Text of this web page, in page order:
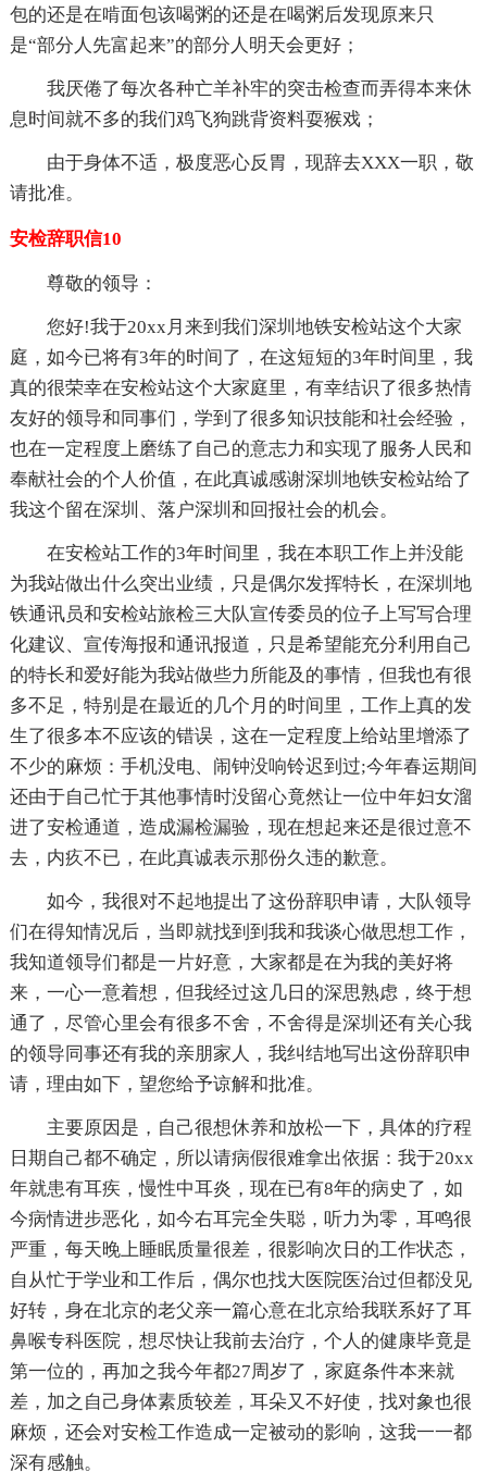
包的还是在啃面包该喝粥的还是在喝粥后发现原来只
是“部分人先富起来”的部分人明天会更好；
我厌倦了每次各种亡羊补牢的突击检查而弄得本来休
息时间就不多的我们鸡飞狗跳背资料耍猴戏；
由于身体不适，极度恶心反胃，现辞去XXX一职，敬
请批准。
安检辞职信10
尊敬的领导：
您好!我于20xx月来到我们深圳地铁安检站这个大家
庭，如今已将有3年的时间了，在这短短的3年时间里，我
真的很荣幸在安检站这个大家庭里，有幸结识了很多热情
友好的领导和同事们，学到了很多知识技能和社会经验，
也在一定程度上磨练了自己的意志力和实现了服务人民和
奉献社会的个人价值，在此真诚感谢深圳地铁安检站给了
我这个留在深圳、落户深圳和回报社会的机会。
在安检站工作的3年时间里，我在本职工作上并没能
为我站做出什么突出业绩，只是偶尔发挥特长，在深圳地
铁通讯员和安检站旅检三大队宣传委员的位子上写写合理
化建议、宣传海报和通讯报道，只是希望能充分利用自己
的特长和爱好能为我站做些力所能及的事情，但我也有很
多不足，特别是在最近的几个月的时间里，工作上真的发
生了很多本不应该的错误，这在一定程度上给站里增添了
不少的麻烦：手机没电、闹钟没响铃迟到过;今年春运期间
还由于自己忙于其他事情时没留心竟然让一位中年妇女溜
进了安检通道，造成漏检漏验，现在想起来还是很过意不
去，内疚不已，在此真诚表示那份久违的歉意。
如今，我很对不起地提出了这份辞职申请，大队领导
们在得知情况后，当即就找到到我和我谈心做思想工作，
我知道领导们都是一片好意，大家都是在为我的美好将
来，一心一意着想，但我经过这几日的深思熟虑，终于想
通了，尽管心里会有很多不舍，不舍得是深圳还有关心我
的领导同事还有我的亲朋家人，我纠结地写出这份辞职申
请，理由如下，望您给予谅解和批准。
主要原因是，自己很想休养和放松一下，具体的疗程
日期自己都不确定，所以请病假很难拿出依据：我于20xx
年就患有耳疾，慢性中耳炎，现在已有8年的病史了，如
今病情进步恶化，如今右耳完全失聪，听力为零，耳鸣很
严重，每天晚上睡眠质量很差，很影响次日的工作状态，
自从忙于学业和工作后，偶尔也找大医院医治过但都没见
好转，身在北京的老父亲一篇心意在北京给我联系好了耳
鼻喉专科医院，想尽快让我前去治疗，个人的健康毕竟是
第一位的，再加之我今年都27周岁了，家庭条件本来就
差，加之自己身体素质较差，耳朵又不好使，找对象也很
麻烦，还会对安检工作造成一定被动的影响，这我一一都
深有感触。